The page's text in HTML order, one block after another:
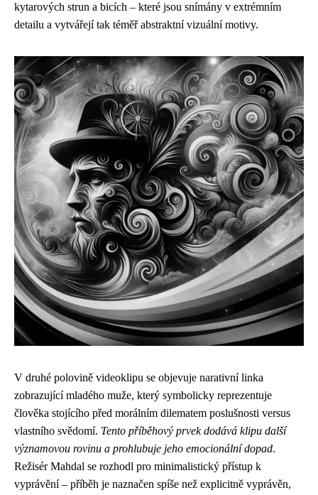
kytarových strun a bicích – které jsou snímány v extrémním
detailu a vytvářejí tak téměř abstraktní vizuální motivy.
V druhé polovině videoklipu se objevuje narativní linka
zobrazující mladého muže, který symbolicky reprezentuje
člověka stojícího před morálním dilematem poslušnosti versus
vlastního svědomí. Tento příběhový prvek dodává klipu další
významovou rovinu a prohlubuje jeho emocionální dopad.
Režisér Mahdal se rozhodl pro minimalistický přístup k
vyprávění – příběh je naznačen spíše než explicitně vyprávěn,